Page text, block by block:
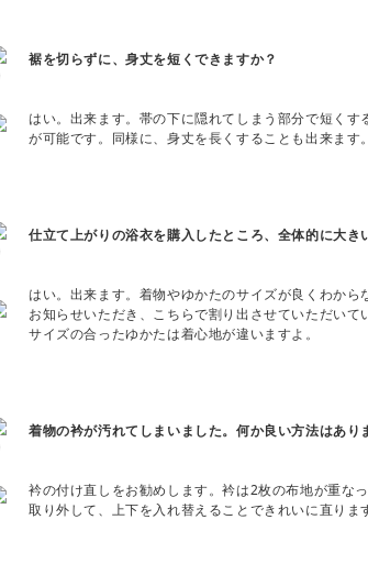
裾を切らずに、身丈を短くできますか？
はい。出来ます。帯の下に隠れてしまう部分で短く
が可能です。同様に、身丈を長くすることも出来ます。
仕立て上がりの浴衣を購入したところ、全体的に大
はい。出来ます。着物やゆかたのサイズが良くわか
お知らせいただき、こちらで割り出させていただいて
サイズの合ったゆかたは着心地が違いますよ。
着物の衿が汚れてしまいました。何か良い方法はあり
衿の付け直しをお勧めします。衿は2枚の布地が重なっ
取り外して、上下を入れ替えることできれいに直りま